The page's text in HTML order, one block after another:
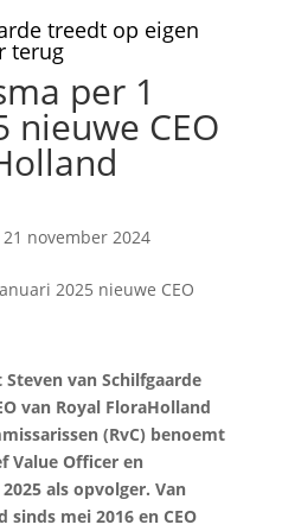
treedt op eigen
terug
per 1
nieuwe CEO
21 november 2024
van Schilfgaarde
van Royal FloraHolland
(RvC) benoemt
Value Officer en
als opvolger. Van
mei 2016 en CEO